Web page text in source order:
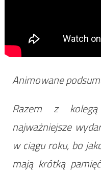
Animowane
Razem z kolegą
najważniejsze
w ciągu roku, bo
mają krótką